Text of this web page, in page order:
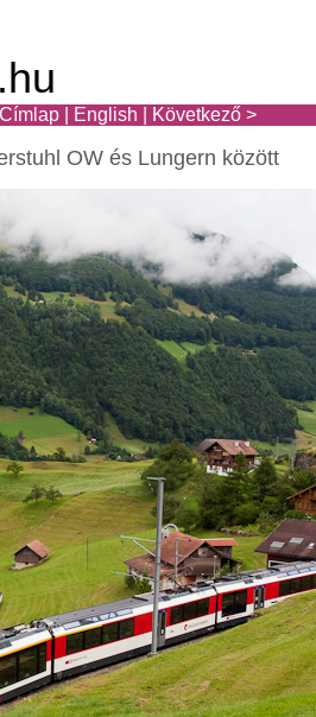
Címlap English Következő >
OW és Lungern között